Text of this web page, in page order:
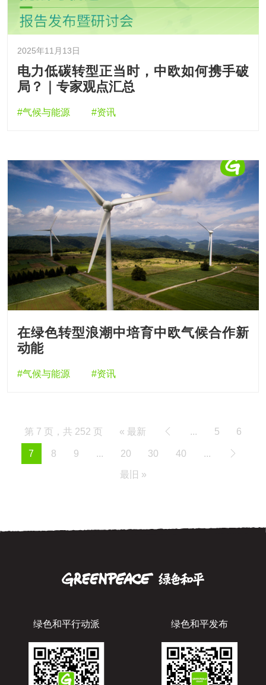
2025年11月13日
电力低碳转型正当时，中欧如何携手破
局？｜专家观点汇总
#气候与能源 #资讯
在绿色转型浪潮中培育中欧气候合作新
动能
#气候与能源 #资讯
第 7 页，共 252 页 « 最新 ... 5 6
7 8 9 ... 20 30 40 ...
最旧 »
绿色和平行动派 绿色和平发布